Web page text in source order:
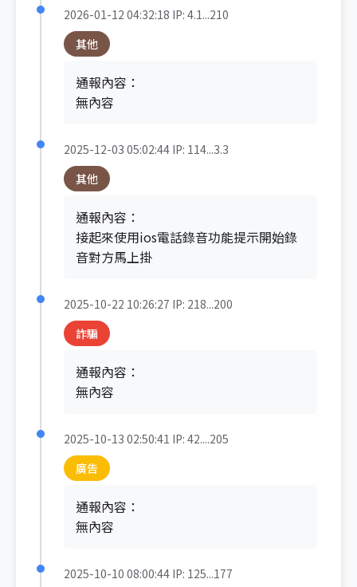
2026-01-12 04:32:18 IP: 4.1...210
其他
通報內容：
無內容
2025-12-03 05:02:44 IP: 114...3.3
其他
通報內容：
接起來使用ios電話錄音功能提示開始錄
音對方馬上掛
2025-10-22 10:26:27 IP: 218...200
詐騙
通報內容：
無內容
2025-10-13 02:50:41 IP: 42....205
廣告
通報內容：
無內容
2025-10-10 08:00:44 IP: 125...177